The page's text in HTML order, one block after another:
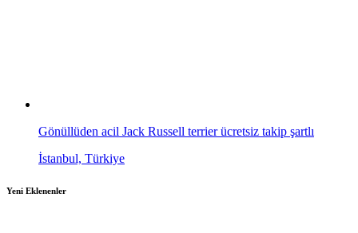
Gönüllüden acil Jack Russell terrier ücretsiz takip şartlı
İstanbul, Türkiye
Yeni Eklenenler